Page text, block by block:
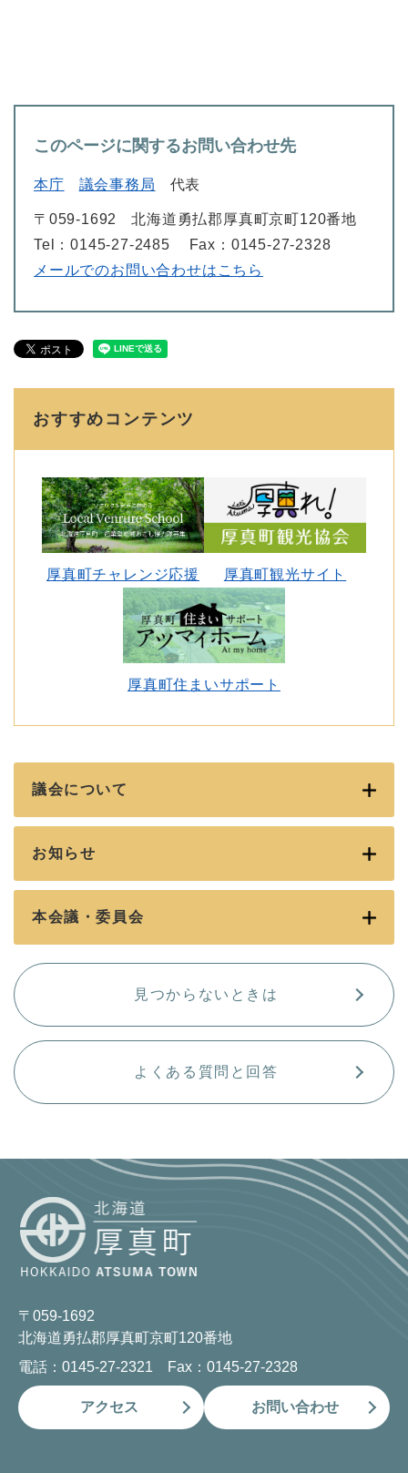
このページに関するお問い合わせ先
本庁 議会事務局 代表
〒059-1692
北海道勇払郡厚真町京町120番地
Tel：0145-27-2485
Fax：0145-27-2328
メールでのお問い合わせはこちら
おすすめコンテンツ
厚真町チャレンジ応援 厚真町観光サイト
厚真町住まいサポート
議会について
お知らせ
本会議・委員会
見つからないときは
よくある質問と回答
〒059-1692
北海道勇払郡厚真町京町120番地
電話：0145-27-2321 Fax：0145-27-2328
アクセス お問い合わせ